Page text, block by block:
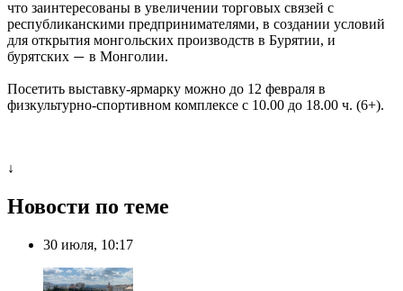
что заинтересованы в увеличении торговых связей с
республиканскими предпринимателями, в создании условий
для открытия монгольских производств в Бурятии, и
бурятских — в Монголии.
Посетить выставку-ярмарку можно до 12 февраля в
физкультурно-спортивном комплексе с 10.00 до 18.00 ч. (6+).
↓
Новости по теме
30 июля, 10:17